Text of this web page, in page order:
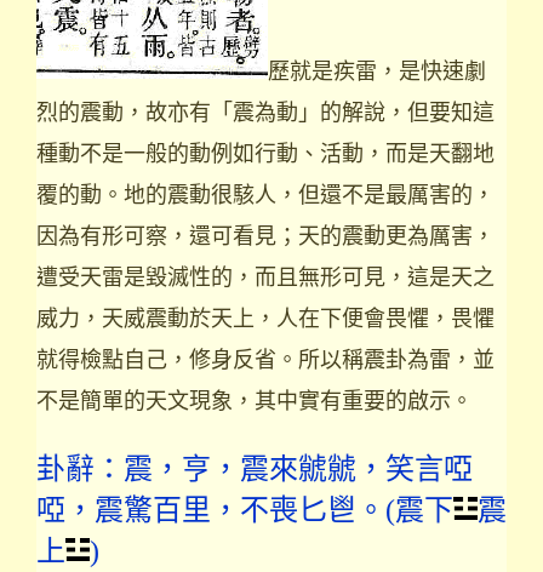
歷就是疾雷，是快速劇
烈的震動，故亦有「震為動」的解說，但要知這
種動不是一般的動例如行動、活動，而是天翻地
覆的動。地的震動很駭人，但還不是最厲害的，
因為有形可察，還可看見；天的震動更為厲害，
遭受天雷是毀滅性的，而且無形可見，這是天之
威力，天威震動於天上，人在下便會畏懼，畏懼
就得檢點自己，修身反省。所以稱震卦為雷，並
不是簡單的天文現象，其中實有重要的啟示。
卦辭：震，亨，震來虩虩，笑言啞
啞，震驚百里，不喪匕鬯。(震下
震
上
)